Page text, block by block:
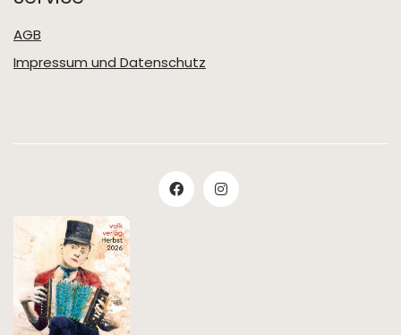
AGB
Impressum und Datenschutz